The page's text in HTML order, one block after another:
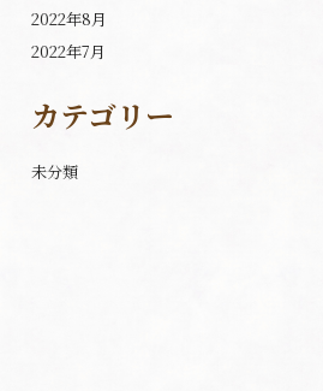
2022年8月
2022年7月
カテゴリー
未分類